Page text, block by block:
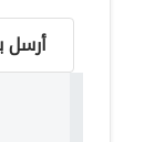
أرسل